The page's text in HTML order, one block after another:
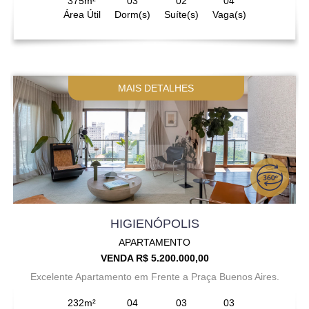
Área Útil
Dorm(s)
Suíte(s)
Vaga(s)
MAIS DETALHES
HIGIENÓPOLIS
APARTAMENTO
VENDA R$ 5.200.000,00
Excelente Apartamento em Frente a Praça Buenos Aires.
232m²
04
03
03